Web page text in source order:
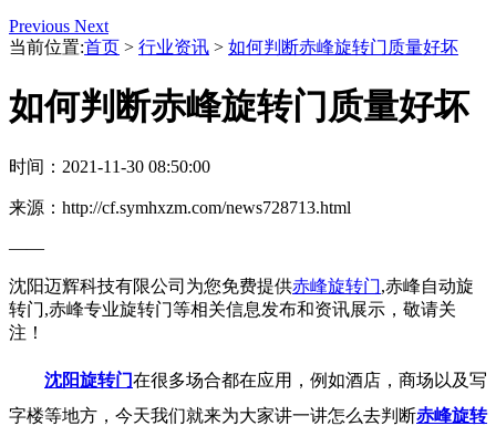
Previous Next
当前位置:首页 > 行业资讯 > 如何判断赤峰旋转门质量好坏
如何判断赤峰旋转门质量好坏
时间：2021-11-30 08:50:00
来源：http://cf.symhxzm.com/news728713.html
——
沈阳迈辉科技有限公司为您免费提供赤峰旋转门,赤峰自动旋
转门,赤峰专业旋转门等相关信息发布和资讯展示，敬请关
注！
沈阳旋转门在很多场合都在应用，例如酒店，商场以及写
字楼等地方，今天我们就来为大家讲一讲怎么去判断赤峰旋转